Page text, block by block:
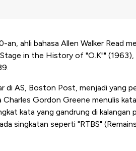
ahli bahasa Allen Walker Read
in the History of "O.K""
di AS, Boston Post, menjadi yang
Charles Gordon Greene menulis
kata yang gandrung di kalangan
singkatan seperti "RTBS"